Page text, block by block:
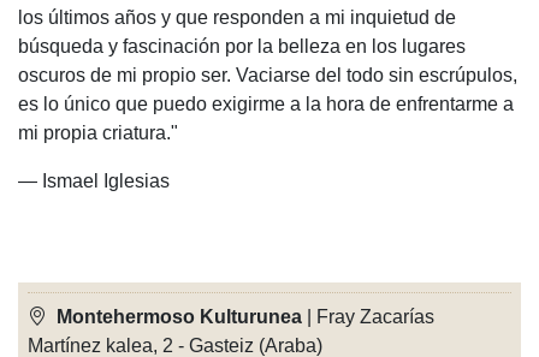
los últimos años y que responden a mi inquietud de
búsqueda y fascinación por la belleza en los lugares
oscuros de mi propio ser. Vaciarse del todo sin escrúpulos,
es lo único que puedo exigirme a la hora de enfrentarme a
mi propia criatura."
— Ismael Iglesias
Montehermoso Kulturunea | Fray Zacarías
Martínez kalea, 2 - Gasteiz (Araba)